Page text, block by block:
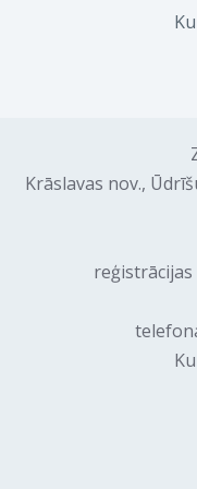
Krāslavas nov.,
reģistrācijas